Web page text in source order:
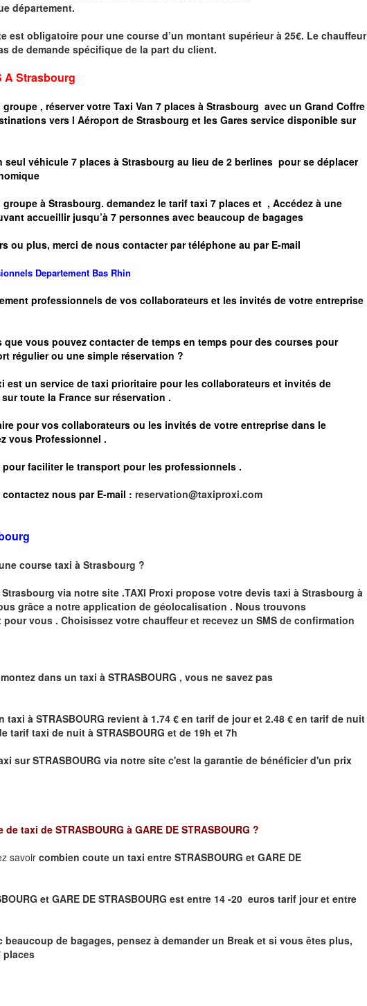
département.
est obligatoire pour une course d’un montant supérieur à 25€. Le chauffeur
de demande spécifique de la part du client.
A Strasbourg
groupe , réserver votre Taxi Van 7 places à Strasbourg avec un Grand Coffre
vers l Aéroport de Strasbourg et les Gares service disponible sur
seul véhicule 7 places à Strasbourg au lieu de 2 berlines pour se déplacer
groupe à Strasbourg. demandez le tarif taxi 7 places et , Accédez à une
accueillir jusqu’à 7 personnes avec beaucoup de bagages
ou plus, merci de nous contacter par téléphone au par E-mail
Departement Bas Rhin
professionnels de vos collaborateurs et les invités de votre entreprise
vous pouvez contacter de temps en temps pour des courses pour
régulierou une simple réservation ?
est un service de taxi prioritaire pour les collaborateurs et invités de
toute la France sur réservation .
pour vos collaborateurs ou les invités de votre entreprise dans le
vous Professionnel .
faciliter letransport pour les professionnels .
nous par E-mail : reservation@taxiproxi.com
course taxi à Strasbourg ?
Strasbourg via notre site .TAXI Proxi propose votre devis taxi à Strasbourg à
grâce a notre application de géolocalisation . Nous trouvons
vous . Choisissez votre chauffeur et recevez un SMS de confirmation
dans un taxi à STRASBOURG , vous ne savez pas
taxi à STRASBOURG revient à 1.74 € en tarif de jour et 2.48 € en tarif de nuit
tarif taxi de nuit à STRASBOURG et de 19h et 7h
surSTRASBOURG via notre site c'est la garantie de bénéficier d'un prix
de taxi de STRASBOURG à GARE DE STRASBOURG ?
savoir combien coute un taxi entre STRASBOURG et GARE DE
et GARE DE STRASBOURG est entre 14 -20 euros tarif jour et entre
de bagages, pensez à demander un Break et si vous êtes plus,
places